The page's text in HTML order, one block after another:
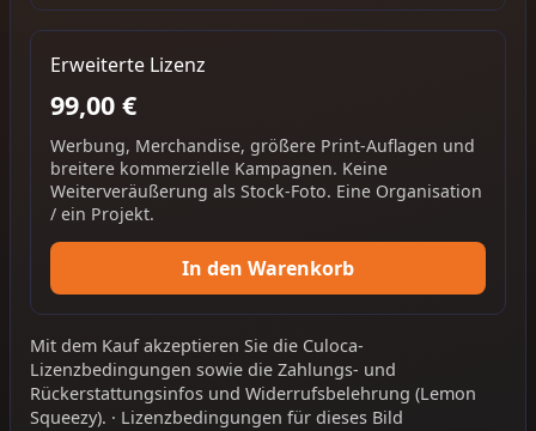
Erweiterte Lizenz
99,00 €
Werbung, Merchandise, größere Print-Auflagen und
breitere kommerzielle Kampagnen. Keine
Weiterveräußerung als Stock-Foto. Eine Organisation
/ ein Projekt.
In den Warenkorb
Mit dem Kauf akzeptieren Sie die Culoca-
Lizenzbedingungen sowie die Zahlungs- und
Rückerstattungsinfos und Widerrufsbelehrung (Lemon
Squeezy). · Lizenzbedingungen für dieses Bild